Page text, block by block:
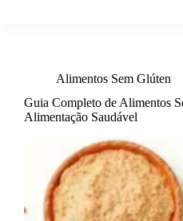
Alimentos Sem Glúten
Guia Completo de Alimentos
Alimentação Saudável